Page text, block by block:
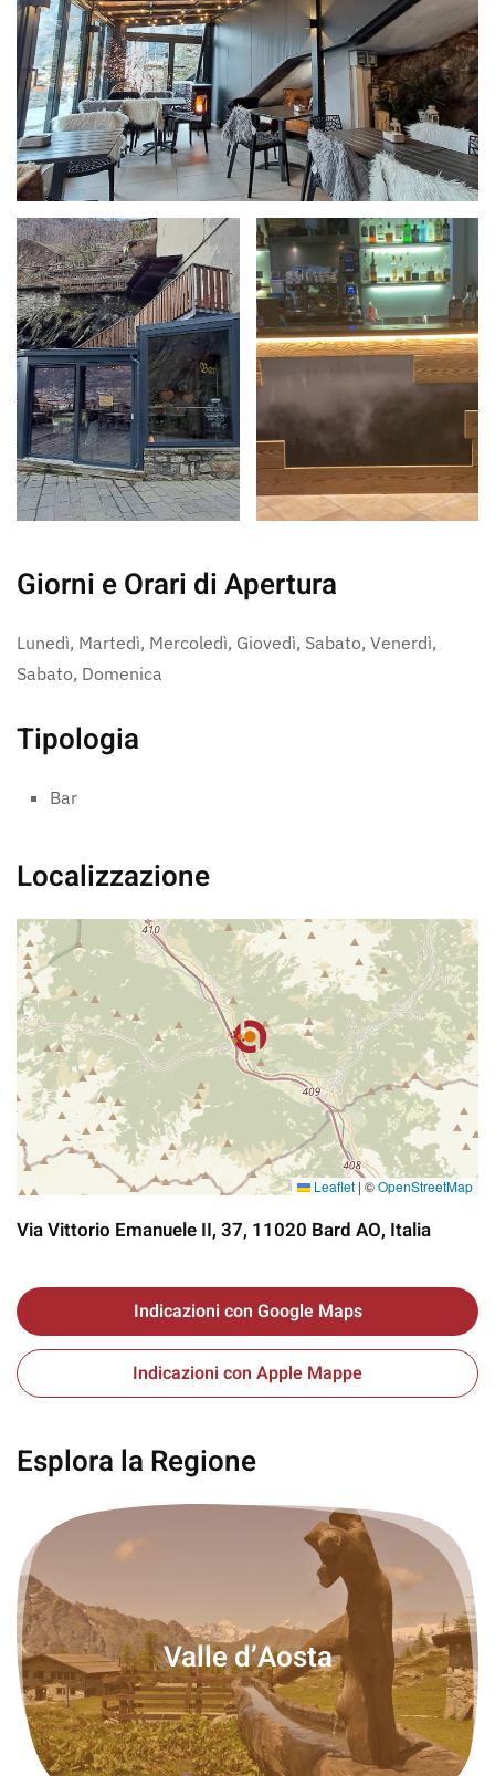
Giorni e Orari di Apertura
Lunedì, Martedì, Mercoledì, Giovedì, Sabato, Venerdì,
Sabato, Domenica
Tipologia
Bar
Localizzazione
Leaflet | ©OpenStreetMap
Via Vittorio Emanuele II, 37, 11020 Bard AO, Italia
Indicazioni con Google Maps
Indicazioni con Apple Mappe
Esplora la Regione
Valle d’Aosta